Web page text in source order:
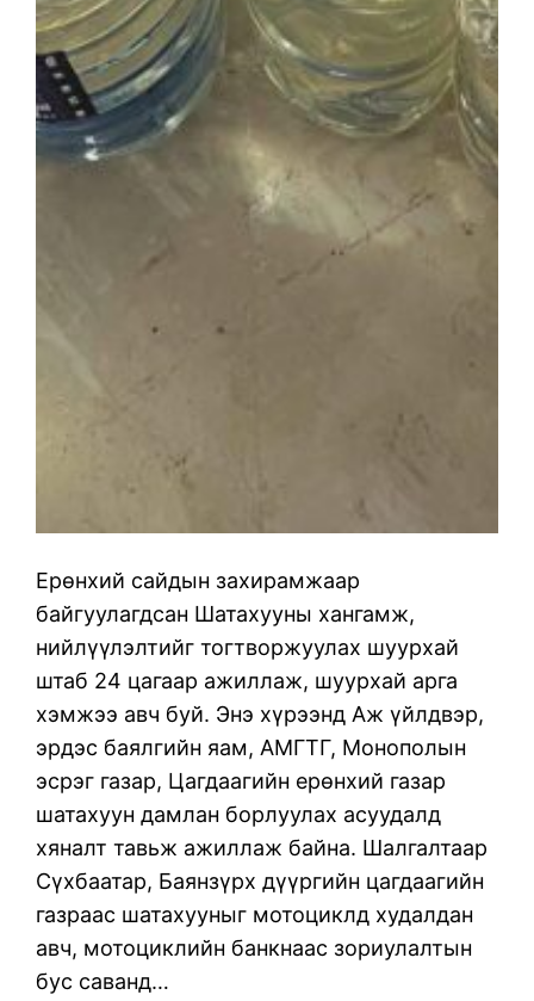
Ерөнхий сайдын захирамжаар
байгуулагдсан Шатахууны хангамж,
нийлүүлэлтийг тогтворжуулах шуурхай
штаб 24 цагаар ажиллаж, шуурхай арга
хэмжээ авч буй. Энэ хүрээнд Аж үйлдвэр,
эрдэс баялгийн яам, АМГТГ, Монополын
эсрэг газар, Цагдаагийн ерөнхий газар
шатахуун дамлан борлуулах асуудалд
хяналт тавьж ажиллаж байна. Шалгалтаар
Сүхбаатар, Баянзүрх дүүргийн цагдаагийн
газраас шатахууныг мотоциклд худалдан
авч, мотоциклийн банкнаас зориулалтын
бус саванд…